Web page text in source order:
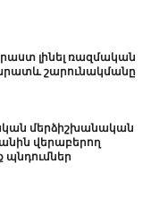
լինել ռազմական
շարունակմանը
մերձիշխանական
վերաբերող